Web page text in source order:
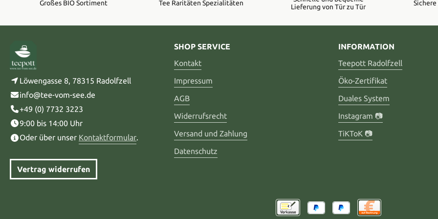
Großes BIO Sortiment Tee Raritäten Spezialitäten
Lieferung von Tür zu Tür
Löwengasse 8, 78315 Radolfzell
info@tee-vom-see.de
+49 (0) 7732 3223
9:00 bis 14:00 Uhr
Oder über unser Kontaktformular.
Vertrag widerrufen
SHOP SERVICE
Kontakt
Impressum
AGB
Widerrufsrecht
Versand und Zahlung
Datenschutz
INFORMATION
Teepott Radolfzell
Öko-Zertifikat
Duales System
Instagram 📷
TiKToK 📷